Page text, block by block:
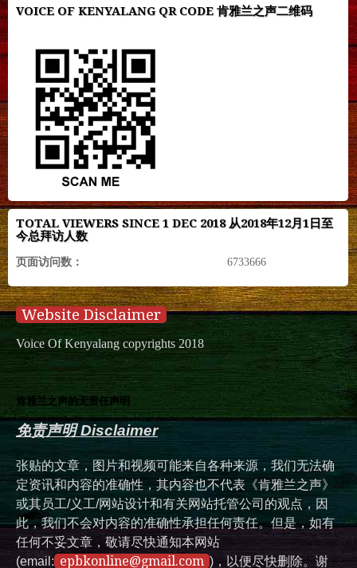
VOICE OF KENYALANG QR CODE 肯雅兰之声二维码
TOTAL VIEWERS SINCE 1 DEC 2018 从2018年12月1日至
今总拜访人数
页面访问数： 6733666
Website Disclaimer
Voice Of Kenyalang copyrights 2018
肯雅兰之声的无责任声明
免责声明 Disclaimer
张贴的文章，图片和视频可能来自各种来源，我们无法确
定资讯和内容的准确性，其内容也不代表《肯雅兰之声》
或其员工/义工/网站设计和有关网站托管公司的观点，因
此，我们不会对内容的准确性承担任何责任。但是，如有
任何不妥文章，敬请尽快通知本网站
(email: epbkonline@gmail.com )，以便尽快删除。谢